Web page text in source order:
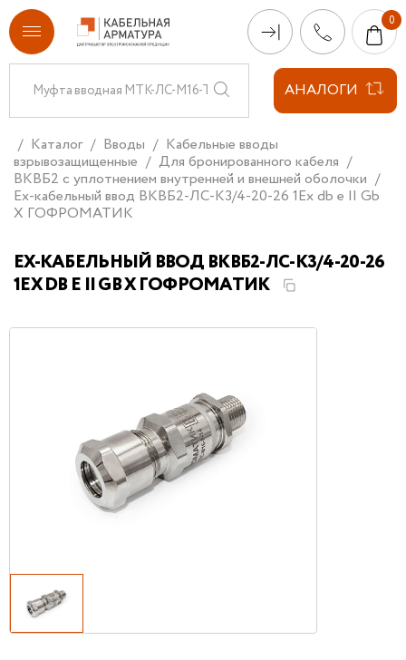
АНАЛОГИ
Каталог Вводы
Кабельные вводы
взрывозащищенные
Для бронированного кабеля
ВКВБ2 с уплотнением внутренней и внешней оболочки
Ех-кабельный ввод ВКВБ2-ЛС-К3/4-20-26 1Ex db e II Gb
X ГОФРОМАТИК
ЕХ-КАБЕЛЬНЫЙ ВВОД ВКВБ2-ЛС-К3/4-20-26
1EX DB E II GB X ГОФРОМАТИК